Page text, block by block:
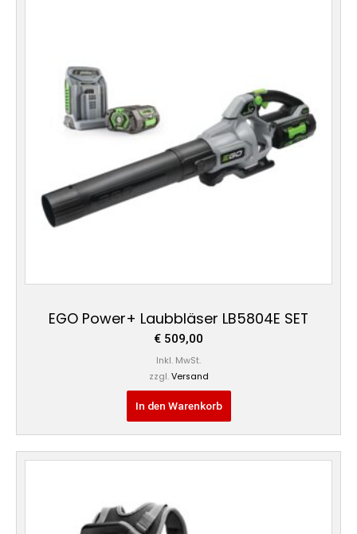
EGO Power+ Laubbläser LB5804E SET
€ 509,00
Inkl. MwSt.
zzgl. Versand
In den Warenkorb